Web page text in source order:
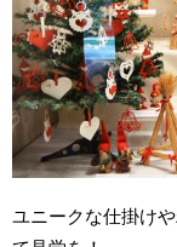
ユニークな仕掛け